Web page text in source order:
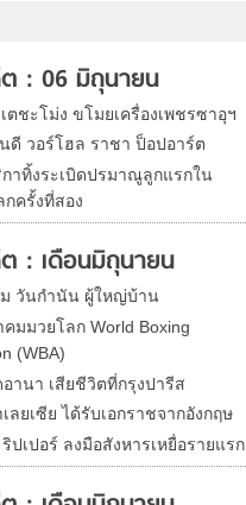
: 06 มิถุนายน
เตชะโม่ง ขโมยเครื่องเพชรซาอุฯ
ดี วอร์โฮล ราชา ป็อปอาร์ต
กาทิ้งระเบิดปรมาณูลูกแรกใน
กครั้งที่สอง
: เดือนมิถุนายน
ม วันกำนัน ผู้ใหญ่บ้าน
มมวยโลก World Boxing
(WBA)
อานา เสียชีวิตที่กรุงปารีส
ลยเซีย ได้รับเอกราชจากอังกฤษ
ปเปอร์ ลงมือสังหารเหยื่อรายแรก